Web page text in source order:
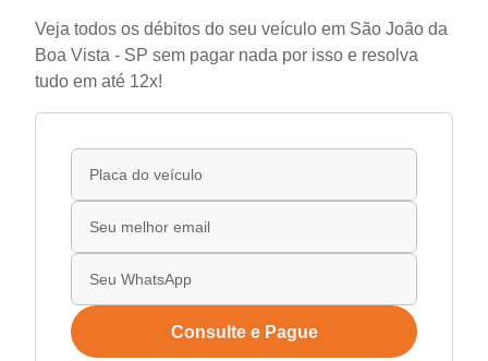
Veja todos os débitos do seu veículo em São João da
Boa Vista - SP sem pagar nada por isso e resolva
tudo em até 12x!
Consulte e Pague